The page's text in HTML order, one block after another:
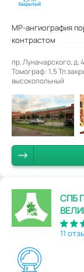
МР-ангиография
контрастом
пр. Луначарского, д.
Томограф: 1,5 Тл
высокопольный
СПБ
11